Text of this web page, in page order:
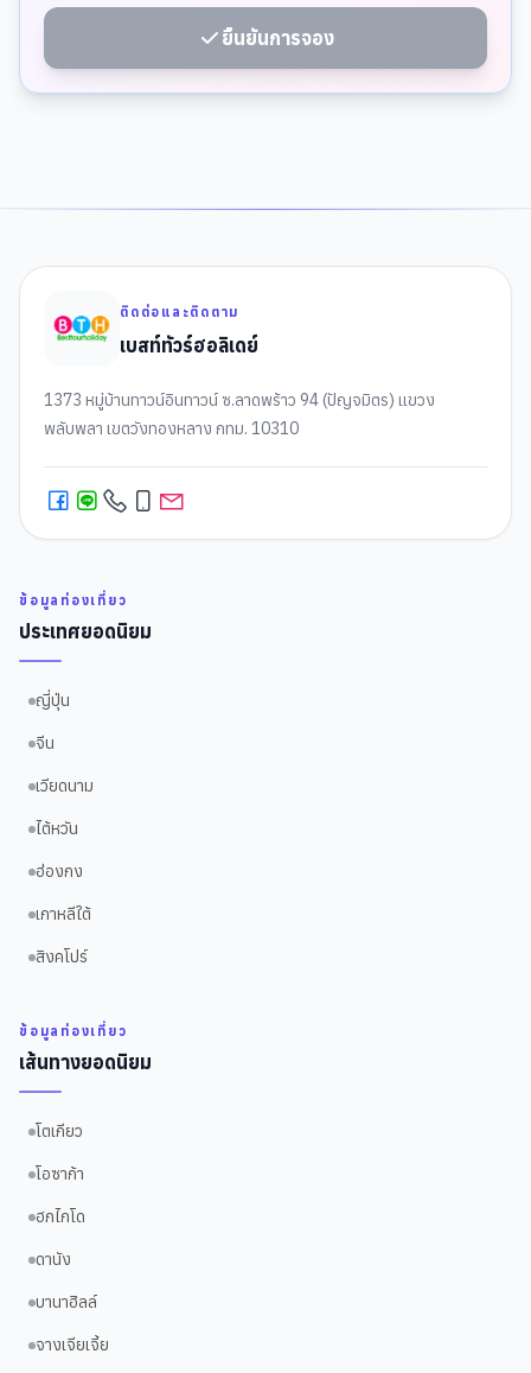
ยืนยันการจอง
ติดต่อและติดตาม
เบสท์ทัวร์ฮอลิเดย์
1373 หมู่บ้านทาวน์อินทาวน์ ซ.ลาดพร้าว 94 (ปัญจมิตร) แขวง
พลับพลา เขตวังทองหลาง กทม. 10310
ข้อมูลท่องเที่ยว
ประเทศยอดนิยม
ญี่ปุ่น
จีน
เวียดนาม
ไต้หวัน
ฮ่องกง
เกาหลีใต้
สิงคโปร์
ข้อมูลท่องเที่ยว
เส้นทางยอดนิยม
โตเกียว
โอซาก้า
ฮกไกโด
ดานัง
บานาฮิลล์
จางเจียเจี้ย